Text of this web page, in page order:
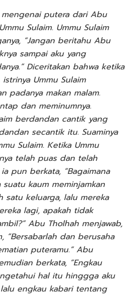
putera dari Abu
Sulaim. Ummu Sulaim
“Jangan beritahu Abu
sampai aku yang
Diceritakan bahwa ketika
Ummu Sulaim
padanya makan malam.
dan meminumnya.
berdandan cantik yang
secantik itu. Suaminya
Sulaim. Ketika Ummu
telah puas dan telah
pun berkata, “Bagaimana
kaum meminjamkan
satu keluarga, lalu mereka
lagi, apakah tidak
Abu Tholhah menjawab,
“Bersabarlah dan berusaha
puteramu.” Abu
berkata, “Engkau
hal itu hinggga aku
engkau kabari tentang